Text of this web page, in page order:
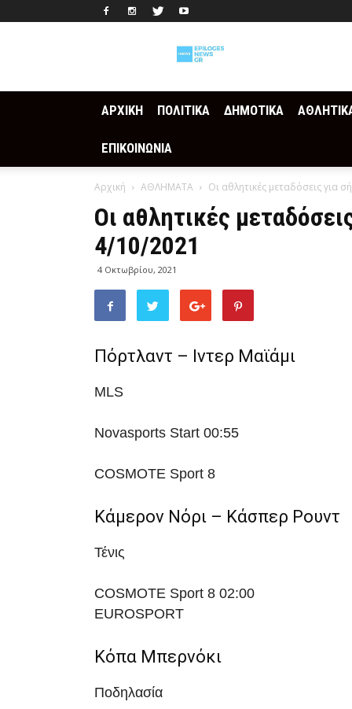
ΑΡΧΙΚΗ ΠΟΛΙΤΙΚΑ ΔΗΜΟΤΙΚΑ
ΕΠΙΚΟΙΝΩΝΙΑ
Αρχική ΑΘΛΗΜΑΤΑ Οι αθλητικές μεταδόσεις για
Οι αθλητικές
4/10/2021
4 Οκτωβρίου, 2021
Πόρτλαντ – Ιντερ Μαϊάμι
MLS
Novasports Start 00:55
COSMOTE Sport 8
Κάμερον Νόρι – Κάσπερ Ρουντ
Τένις
COSMOTE Sport 8 02:00
EUROSPORT
Κόπα Μπερνόκι
Ποδηλασία